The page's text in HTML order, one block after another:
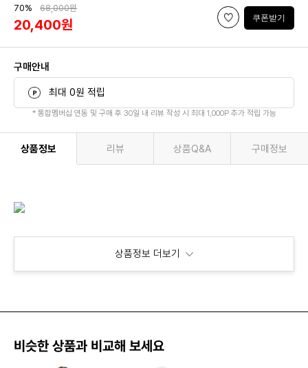
70% 68,000원
20,400원 쿠폰받기
구매안내
최대 0원 적립
* 통합멤버십 연동 및 구매 후 30일 내 리뷰 작성 시 최대 1,000P 추가 적립 가능
상품정보 리뷰 상품Q&A 구매정보
상품정보 더보기
비슷한 상품과 비교해 보세요